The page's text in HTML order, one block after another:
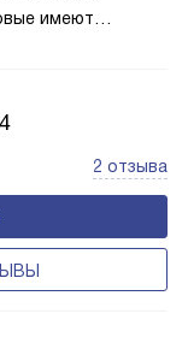
имеют
стенки». Такие
зоной
в сериях Plus,
2 отзыва